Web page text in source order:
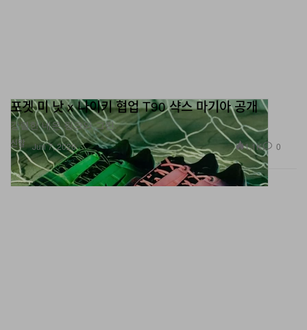
신발
포겟 미 낫 x 나이키 협업 T90 샥스 마기아 공개
강렬한 네온 핑크와 그린.
Jun 7, 2026 1.1K 0